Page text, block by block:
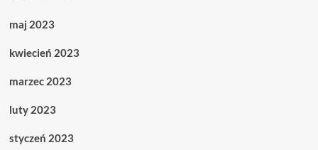
maj 2023
kwiecień 2023
marzec 2023
luty 2023
styczeń 2023